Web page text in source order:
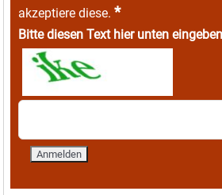
akzeptiere diese. *
Bitte diesen Text hier unten